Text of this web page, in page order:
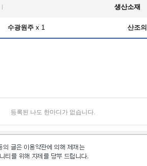
생산소재
수광원주 x 1 산조
등록된 나도 한마디가 없습니다.